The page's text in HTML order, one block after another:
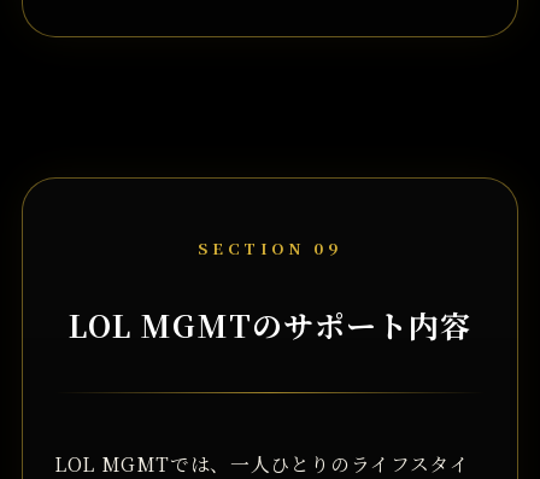
SECTION 09
LOL MGMTのサポート内容
LOL MGMTでは、一人ひとりのライフスタイ